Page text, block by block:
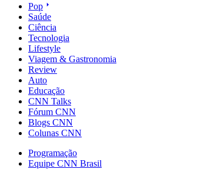
Pop
Saúde
Ciência
Tecnologia
Lifestyle
Viagem & Gastronomia
Review
Auto
Educação
CNN Talks
Fórum CNN
Blogs CNN
Colunas CNN
Programação
Equipe CNN Brasil